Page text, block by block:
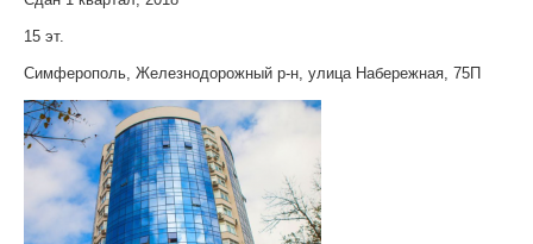
15 эт.
Симферополь, Железнодорожный р-н, улица Набережная, 75П